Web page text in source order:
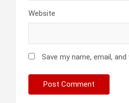
Website
Save my name, email,